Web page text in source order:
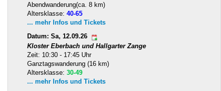
Abendwanderung(ca. 8 km)
Altersklasse: 40-65
... mehr Infos und Tickets
Datum: Sa, 12.09.26
Kloster Eberbach und Hallgarter Zange
Zeit: 10:30 - 17:45 Uhr
Ganztagswanderung (16 km)
Altersklasse: 30-49
... mehr Infos und Tickets